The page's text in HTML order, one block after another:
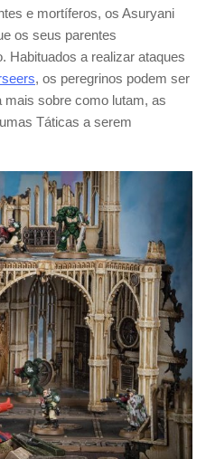
e mortíferos, os Asuryani
os seus parentes
Habituados a realizar ataques
, os peregrinos podem ser
mais sobre como lutam, as
Táticas a serem